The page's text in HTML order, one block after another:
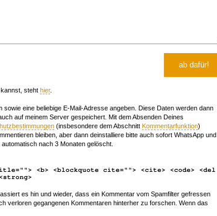
kannst, steht hier.
eine beliebige E-Mail-Adresse angeben. Diese Daten werden dann
auf meinem Server gespeichert. Mit dem Absenden Deines
(insbesondere dem Abschnitt Kommentarfunktion)
bleiben, aber dann deinstalliere bitte auch sofort WhatsApp und
nach 3 Monaten gelöscht.
<b> <blockquote cite=""> <cite> <code> <del
es hin und wieder, dass ein Kommentar vom Spamfilter gefressen
verloren gegangenen Kommentaren hinterher zu forschen. Wenn das